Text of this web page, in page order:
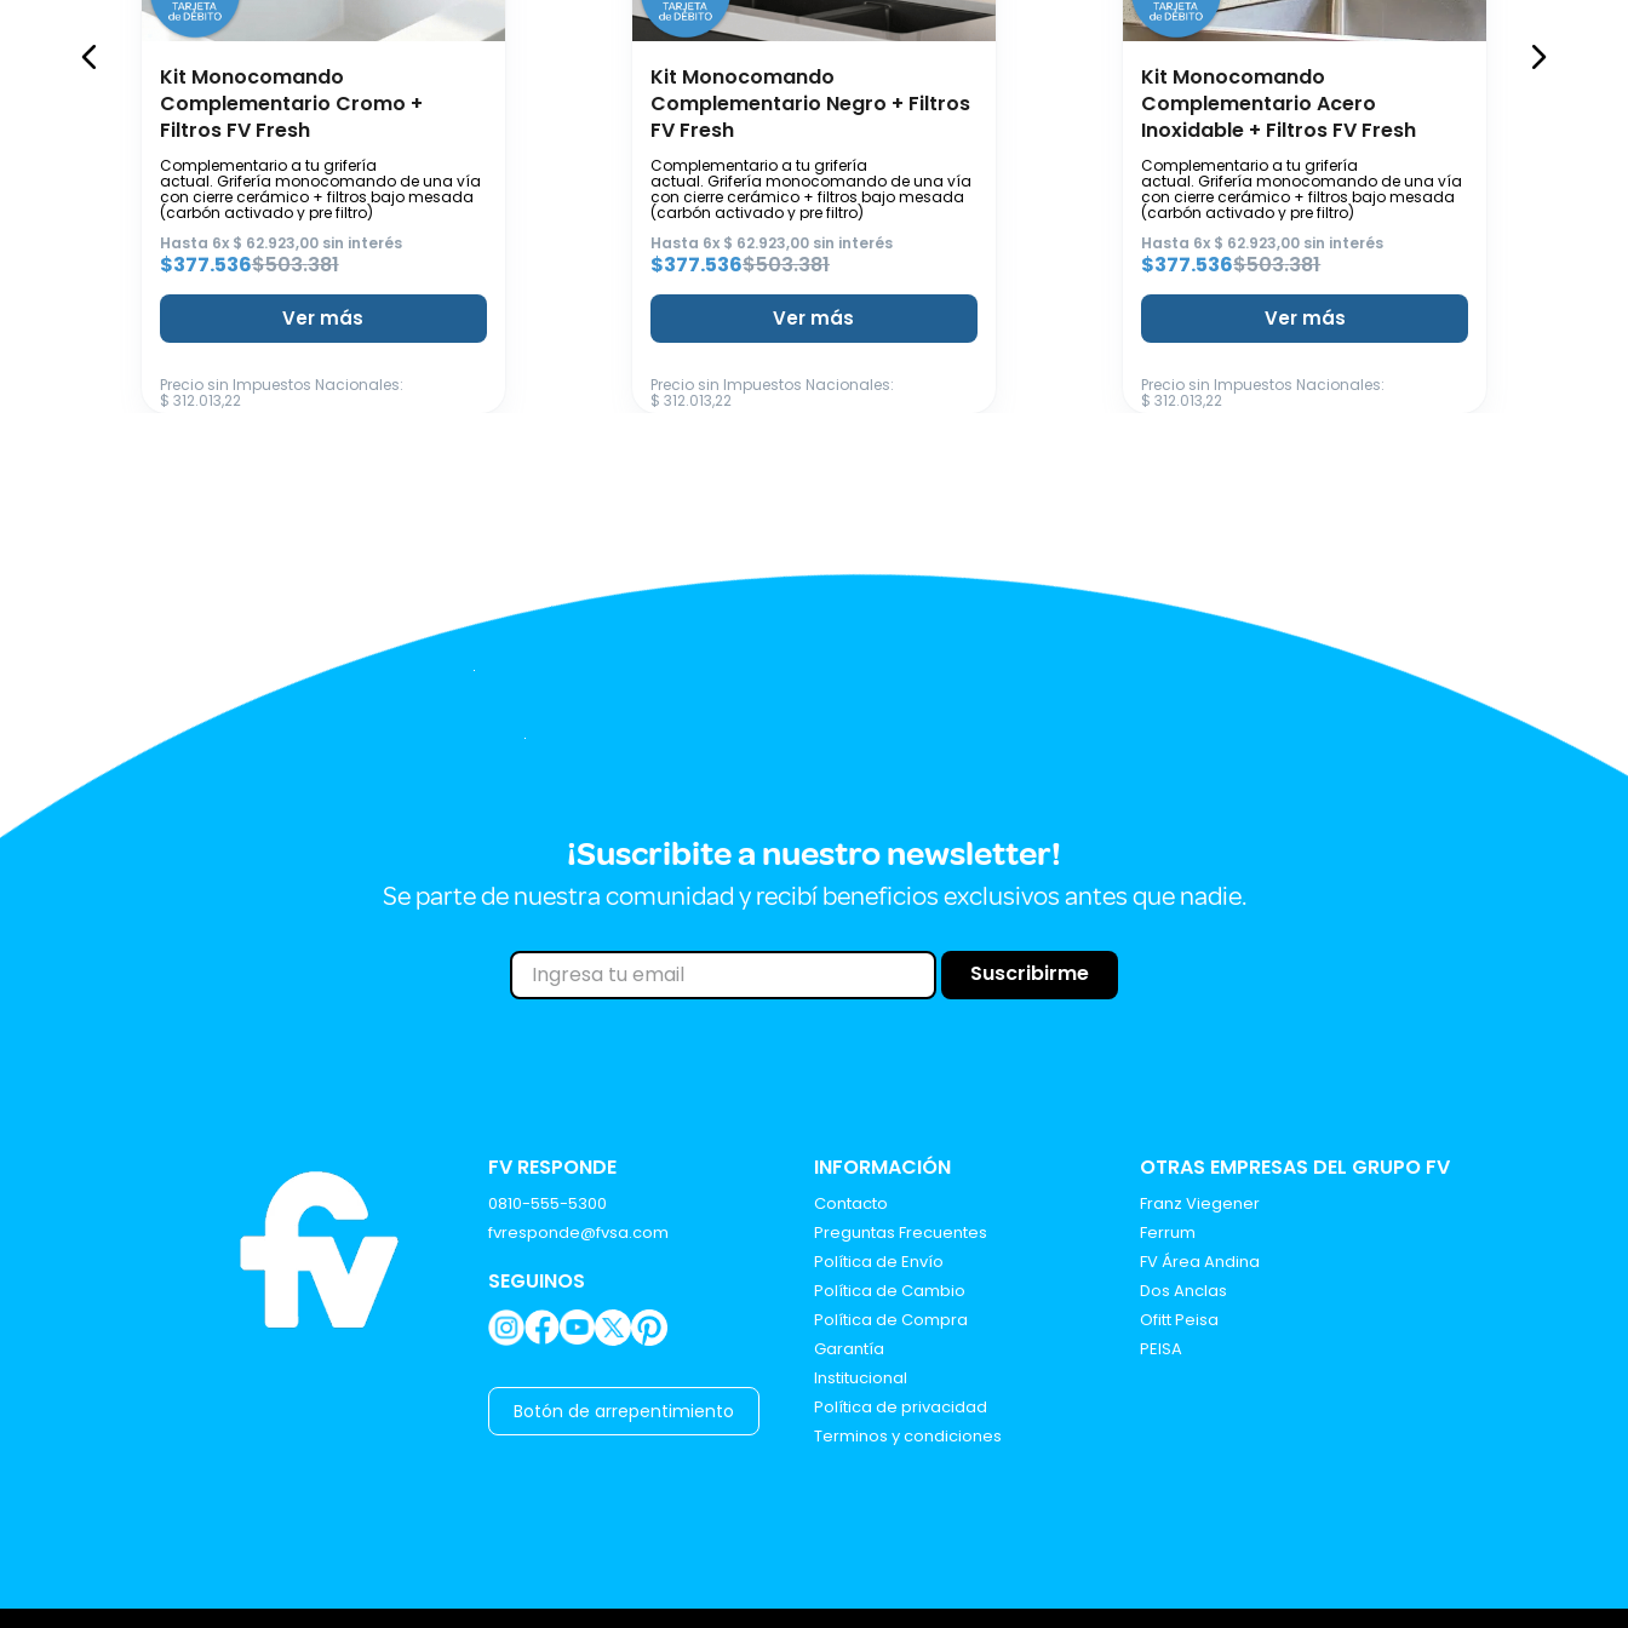
Kit Monocomando
Complementario Cromo +
Filtros FV Fresh
Complementario a tu grifería
actual. Grifería monocomando de una vía
con cierre cerámico + filtros bajo mesada
(carbón activado y pre filtro)
Hasta 6x $ 62.923,00sin interés
$377.536$503.381
Ver más
Precio sin Impuestos Nacionales:
$ 312.013,22
Kit Monocomando
Complementario Negro + Filtros
FV Fresh
Complementario a tu grifería
actual. Grifería monocomando de una vía
con cierre cerámico + filtros bajo mesada
(carbón activado y pre filtro)
Hasta 6x $ 62.923,00sin interés
$377.536$503.381
Ver más
Precio sin Impuestos Nacionales:
$ 312.013,22
Kit Monocomando
Complementario Acero
Inoxidable + Filtros FV Fresh
Complementario a tu grifería
actual. Grifería monocomando de una vía
con cierre cerámico + filtros bajo mesada
(carbón activado y pre filtro)
Hasta 6x $ 62.923,00 sin interés
$377.536$503.381
Ver más
Precio sin Impuestos Nacionales:
$ 312.013,22
¡Suscribite a nuestro newsletter!
Se parte de nuestra comunidad y recibí beneficios exclusivos antes que nadie.
Suscribirme
FV RESPONDE
0810-555-5300
fvresponde@fvsa.com
SEGUINOS
Botón de arrepentimiento
INFORMACIÓN
Contacto
Preguntas Frecuentes
Política de Envío
Política de Cambio
Política de Compra
Garantía
Institucional
Política de privacidad
Terminos y condiciones
OTRAS EMPRESAS DEL GRUPO FV
Franz Viegener
Ferrum
FV Área Andina
Dos Anclas
Ofitt Peisa
PEISA